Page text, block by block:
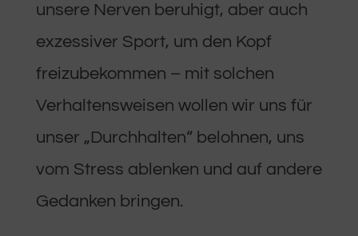
unsere Nerven beruhigt, aber auch
exzessiver Sport, um den Kopf
freizubekommen – mit solchen
Verhaltensweisen wollen wir uns für
unser „Durchhalten“ belohnen, uns
vom Stress ablenken und auf andere
Gedanken bringen.